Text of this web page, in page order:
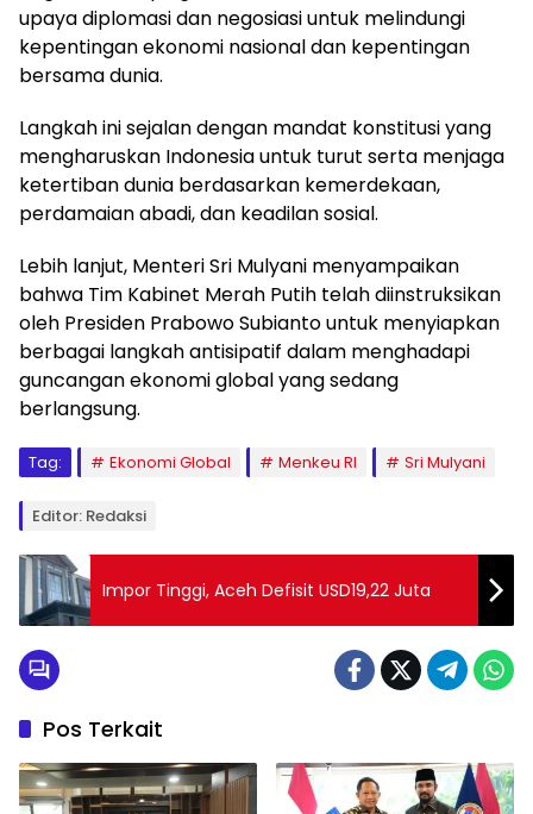
upaya diplomasi dan negosiasi untuk melindungi
kepentingan ekonomi nasional dan kepentingan
bersama dunia.
Langkah ini sejalan dengan mandat konstitusi yang
mengharuskan Indonesia untuk turut serta menjaga
ketertiban dunia berdasarkan kemerdekaan,
perdamaian abadi, dan keadilan sosial.
Lebih lanjut, Menteri Sri Mulyani menyampaikan
bahwa Tim Kabinet Merah Putih telah diinstruksikan
oleh Presiden Prabowo Subianto untuk menyiapkan
berbagai langkah antisipatif dalam menghadapi
guncangan ekonomi global yang sedang
berlangsung.
Tag: Ekonomi Global Menkeu RI Sri Mulyani
Editor: Redaksi
Impor Tinggi, Aceh Defisit USD19,22 Juta
Pos Terkait